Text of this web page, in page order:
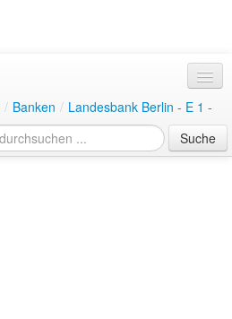
/ Banken / Landesbank Berlin - E 1 -
Suche